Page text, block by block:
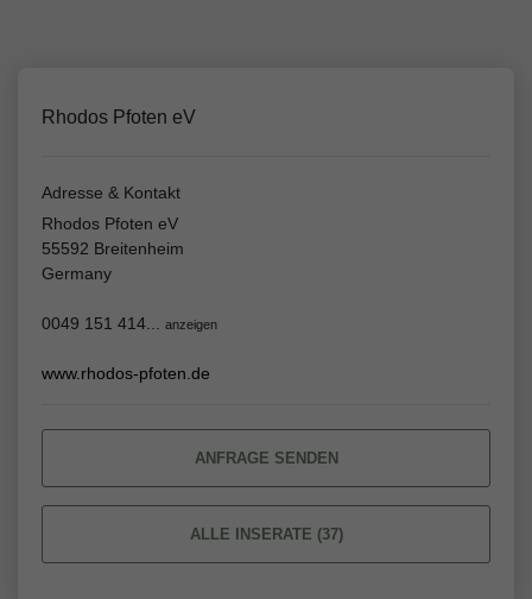
Rhodos Pfoten eV
Adresse & Kontakt
Rhodos Pfoten eV
55592 Breitenheim
Germany
0049 151 414... anzeigen
www.rhodos-pfoten.de
ANFRAGE SENDEN
ALLE INSERATE (37)